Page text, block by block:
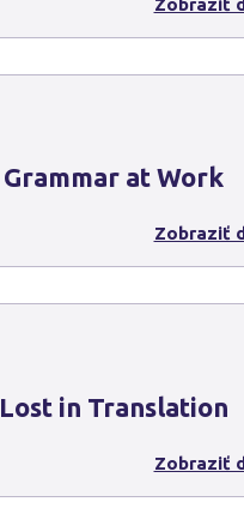
Grammar at Work
Zobraziť
Lost in Translation
Zobraziť